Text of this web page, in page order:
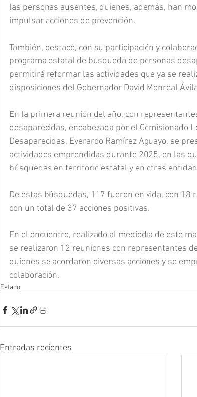
las personas ausentes, quienes, además, han
impulsar acciones de prevención.
También, destacó, con su participación y
programa estatal de búsqueda de personas
permitirá reformar las actividades que ya se
disposiciones del Gobernador David Monreal
En la primera reunión del año, con
desaparecidas, encabezada por el Comisionado
Desaparecidas, Everardo Ramírez Aguayo, se
actividades emprendidas durante 2025, en las
búsquedas en territorio estatal y en otras
De estas búsquedas, 117 fueron en vida, con 18
con un total de 37 acciones positivas.
En el encuentro, realizado al mediodía de este
se realizaron 12 reuniones con representantes
quienes se acordaron diversas acciones y se
colaboración.
Estado
Entradas recientes